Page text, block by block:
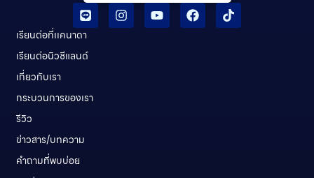
เรียนต่อที่เเคนาดา
เรียนต่อนิวซีแลนด์​
เกี่ยวกับเรา
กระบวนการของเรา
รีวิว
ข่าวสาร/บทความ
คําถามที่พบบ่อย